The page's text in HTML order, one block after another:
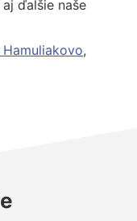
ďalšie naše
,